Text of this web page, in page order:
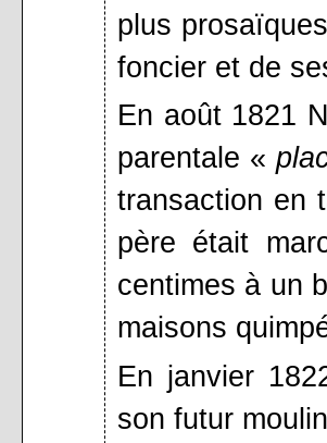
plus
foncier et de
En août 1821
parentale «
transaction en
père était
centimes à un
maisons
En janvier
son futur